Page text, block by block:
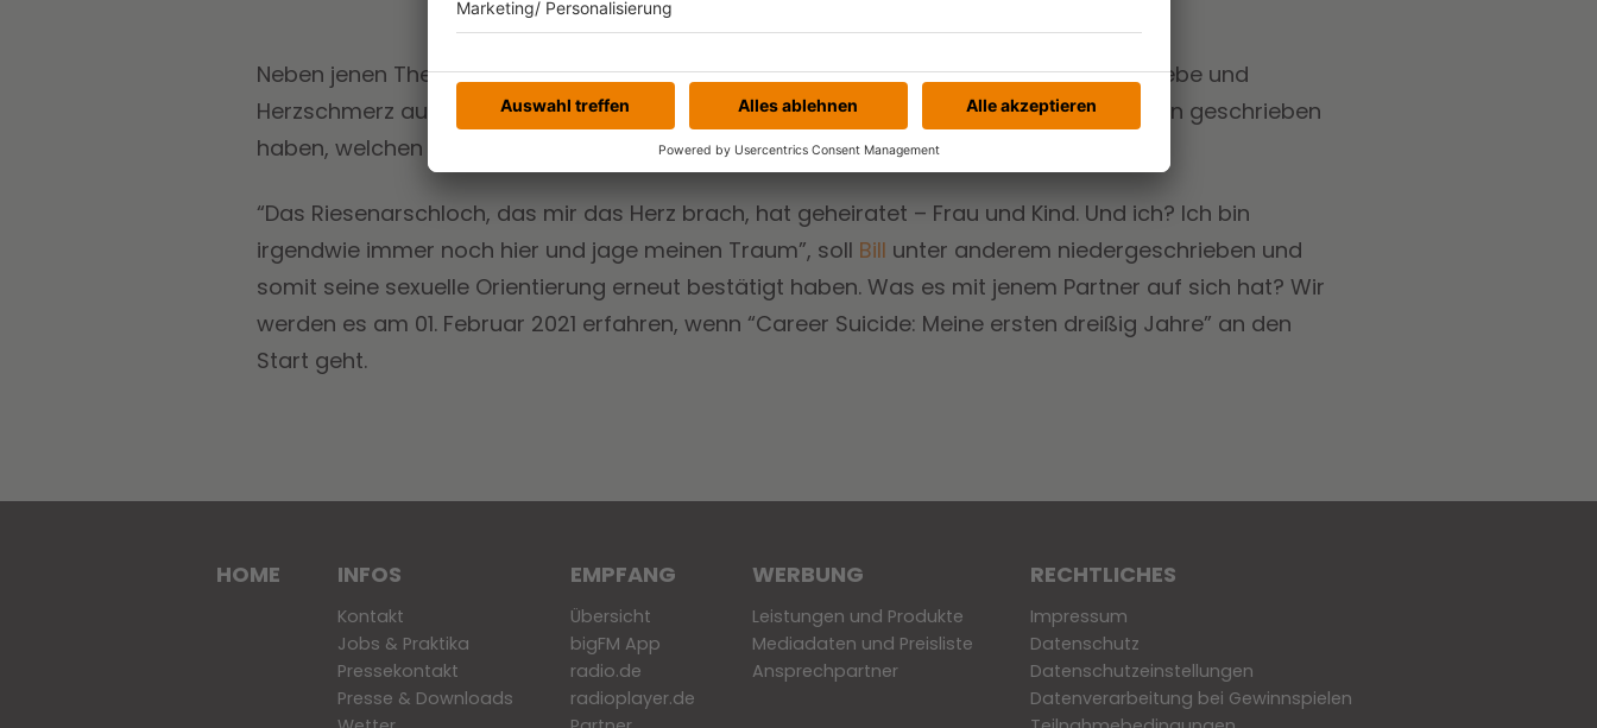
Neben jenen Themen soll sich der Tokio Hotel-Frontmann ebenfalls mit dem Thema Liebe und
Herzschmerz auseinandergesetzt haben und erstmals offen und ehrlich über den Mann geschrieben
haben, welchen er niemals wieder vergessen kann.
“Das Riesenarschloch, das mir das Herz brach, hat geheiratet – Frau und Kind. Und ich? Ich bin
irgendwie immer noch hier und jage meinen Traum”, soll Bill unter anderem niedergeschrieben und
somit seine sexuelle Orientierung erneut bestätigt haben. Was es mit jenem Partner auf sich hat? Wir
werden es am 01. Februar 2021 erfahren, wenn “Career Suicide: Meine ersten dreißig Jahre” an den
Start geht.
HOME INFOS
Kontakt
Jobs & Praktika
Pressekontakt
Presse & Downloads
EMPFANG
Übersicht
bigFM App
radio.de
radioplayer.de
WERBUNG
Leistungen und Produkte
Mediadaten und Preisliste
Ansprechpartner
RECHTLICHES
Impressum
Datenschutz
Datenschutzeinstellungen
Datenverarbeitung bei Gewinnspielen